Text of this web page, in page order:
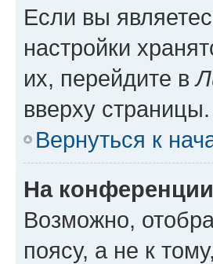
Если вы
настройки
их, перейдите в
вверху
Вернуться к
На
Возможно,
поясу, а не к